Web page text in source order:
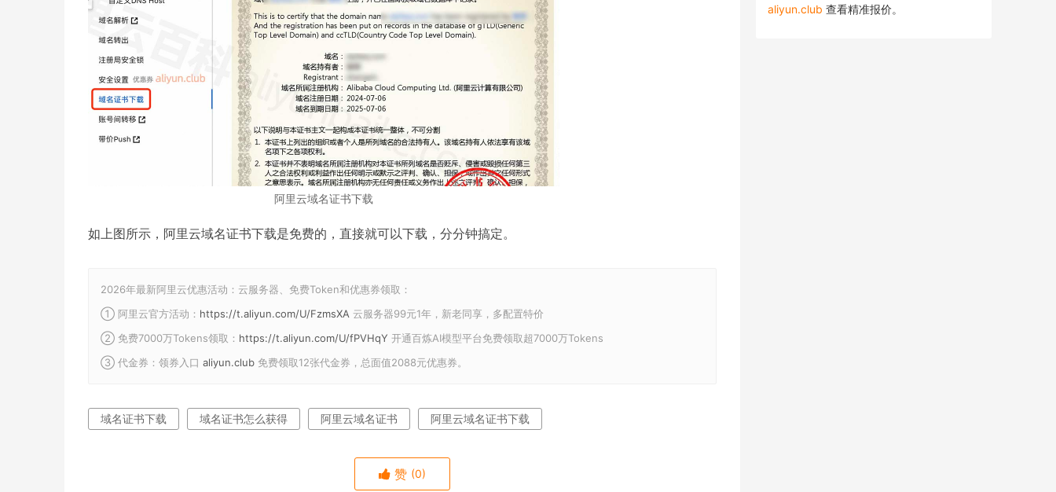
阿里云域名证书下载
如上图所示，阿里云域名证书下载是免费的，直接就可以下载，分分钟搞定。
2026年最新阿里云优惠活动：云服务器、免费Token和优惠券领取：
① 阿里云官方活动： https://t.aliyun.com/U/FzmsXA 云服务器99元1年，新老同享，多配置特价
② 免费7000万Tokens领取： https://t.aliyun.com/U/fPVHqY 开通百炼AI模型平台免费领取超7000万Tokens
③ 代金券：领券入口 aliyun.club 免费领取12张代金券，总面值2088元优惠券。
域名证书下载 域名证书怎么获得 阿里云域名证书 阿里云域名证书下载
赞 (0)
aliyun.club 查看精准报价。